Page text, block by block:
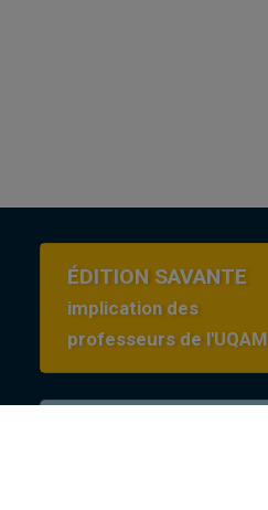
ÉDITION SAVANTE
implication des
professeurs de l'UQAM